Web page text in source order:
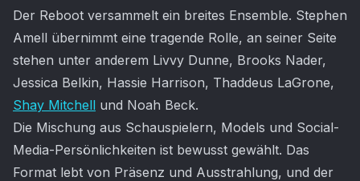
Der Reboot versammelt ein breites Ensemble. Stephen
Amell übernimmt eine tragende Rolle, an seiner Seite
stehen unter anderem Livvy Dunne, Brooks Nader,
Jessica Belkin, Hassie Harrison, Thaddeus LaGrone,
Shay Mitchell und Noah Beck.
Die Mischung aus Schauspielern, Models und Social-
Media-Persönlichkeiten ist bewusst gewählt. Das
Format lebt von Präsenz und Ausstrahlung, und der